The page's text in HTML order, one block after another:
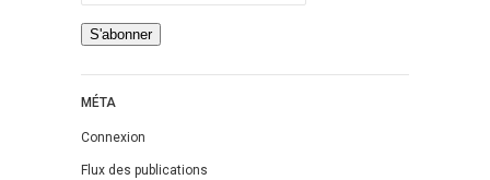
MÉTA
Connexion
Flux des publications